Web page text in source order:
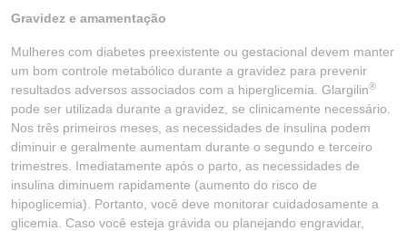
Gravidez e amamentação
Mulheres com diabetes preexistente ou gestacional devem manter
um bom controle metabólico durante a gravidez para prevenir
resultados adversos associados com a hiperglicemia. Glargilin®
pode ser utilizada durante a gravidez, se clinicamente necessário.
Nos três primeiros meses, as necessidades de insulina podem
diminuir e geralmente aumentam durante o segundo e terceiro
trimestres. Imediatamente após o parto, as necessidades de
insulina diminuem rapidamente (aumento do risco de
hipoglicemia). Portanto, você deve monitorar cuidadosamente a
glicemia. Caso você esteja grávida ou planejando engravidar,